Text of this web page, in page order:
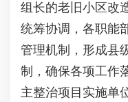
组长的老旧小区改
统筹协调，各职能
管理机制，形成县
制，确保各项工作
主整治项目实施单